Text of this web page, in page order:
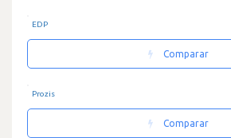
EDP
Comparar
Prozis
Comparar